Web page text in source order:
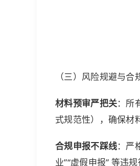
（三）风险规避与
材料预审严把关：所
式规范性），确保材
合规申报不踩线：严
业”“虚假申报” 等违